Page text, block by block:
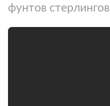
фунтов стерлингов